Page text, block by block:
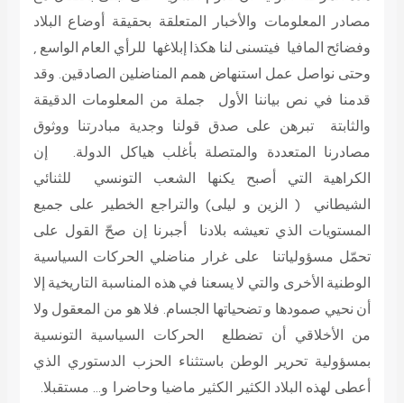
مصادر المعلومات والأخبار المتعلقة بحقيقة أوضاع البلاد
وفضائح المافيا فيتسنى لنا هكذا إبلاغها للرأي العام الواسع ,
وحتى نواصل عمل استنهاض همم المناضلين الصادقين. وقد
قدمنا في نص بياننا الأول جملة من المعلومات الدقيقة
والثابتة تبرهن على صدق قولنا وجدية مبادرتنا ووثوق
مصادرنا المتعددة والمتصلة بأغلب هياكل الدولة. إن
الكراهية التي أصبح يكنها الشعب التونسي للثنائي
الشيطاني ( الزين و ليلى) والتراجع الخطير على جميع
المستويات الذي تعيشه بلادنا أجبرنا إن صحّ القول على
تحمّل مسؤولياتنا على غرار مناضلي الحركات السياسية
الوطنية الأخرى والتي لا يسعنا في هذه المناسبة التاريخية إلا
أن نحيي صمودها و تضحياتها الجسام. فلا هو من المعقول ولا
من الأخلاقي أن تضطلع الحركات السياسية التونسية
بمسؤولية تحرير الوطن باستثناء الحزب الدستوري الذي
أعطى لهذه البلاد الكثير الكثير ماضيا وحاضرا و… مستقبلا.